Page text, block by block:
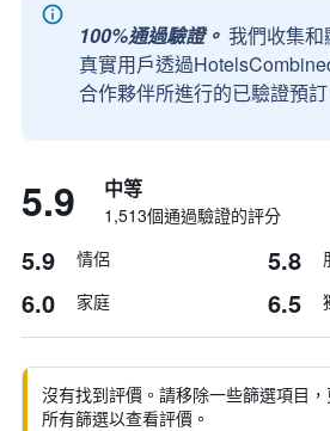
100%通過驗證。 我們收集和
真實用戶透過
合作夥伴所進行的已驗證預訂
5.9 中等
1,513個通過驗證的評分
5.9 情侶 5.8
6.0 家庭 6.5
沒有找到評價。請移除一些篩選項目
所有篩選以查看評價。